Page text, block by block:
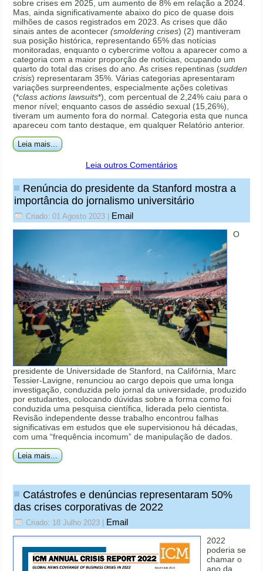
sobre crises em 2025, um aumento de 8% em relação a 2024.
Mas, ainda significativamente abaixo do pico de quase dois
milhões de casos registrados em 2023. As crises que dão
sinais antes de acontecer(smoldering crises) (2) mantiveram
sua posição histórica, representando 65% das notícias
monitoradas, enquanto o cybercrime voltou a aparecer como a
categoria com a maior proporção de notícias, ocupando um
quarto do total das crises do ano. As crises repentinas (sudden
crisis) representaram 35%. Várias categorias apresentaram
variações surpreendentes, especialmente ações coletivas
(*class actions lawsuits*), com percentual de 2,24% caiu para o
menor nível; enquanto casos de assédio sexual (15,26%),
tiveram um aumento fora do normal. Categoria esta que nunca
apareceu com tanto destaque, em qualquer Relatório anterior.
Leia mais...
Leia outros Comentários
Renúncia do presidente da Stanford mostra a
importância do jornalismo universitário
Criado: 01 Agosto 2023 Email
O
presidente de Universidade de Stanford, na Califórnia, Marc
Tessier-Lavigne, renunciou ao cargo depois que uma longa
investigação, conduzida pelo jornal da universidade, produzido
por estudantes, colocando dúvidas sobre a forma como foi
conduzida uma pesquisa científica, liderada pelo cientista.
Revisão independente desse trabalho encontrou falhas
significativas em estudos que ele supervisionou há décadas,
com uma “frequência incomum” de manipulação de dados.
Leia mais...
Catástrofes e denúncias representaram 50%
das crises corporativas de 2022
Criado: 18 Julho 2023 | Email
2022
poderia se
chamar o
ano da